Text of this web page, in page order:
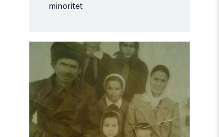
minoritet
Read
article
år
siden
massedeportasjonene
av
tsjetsjenere
og
ingusjetere"